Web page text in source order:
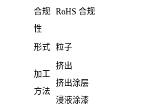
合规
性
RoHS 合规
形式 粒子
加工
方法
挤出
挤出涂层
浸液涂漆